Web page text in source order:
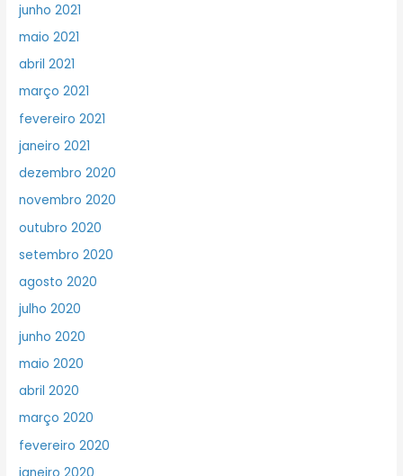
junho 2021
maio 2021
abril 2021
março 2021
fevereiro 2021
janeiro 2021
dezembro 2020
novembro 2020
outubro 2020
setembro 2020
agosto 2020
julho 2020
junho 2020
maio 2020
abril 2020
março 2020
fevereiro 2020